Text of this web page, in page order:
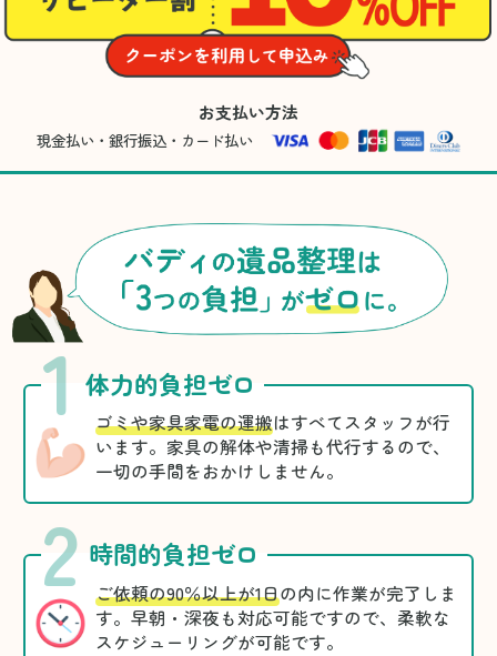
お支払い方法
現金払い・銀行振込・カード払い
1 体力的負担ゼロ
ゴミや家具家電の運搬はすべてスタッフが行
います。家具の解体や清掃も代行するので、
一切の手間をおかけしません。
2 時間的負担ゼロ
ご依頼の90％以上が1日の内に作業が完了しま
す。早朝・深夜も対応可能ですので、柔軟な
スケジューリングが可能です。